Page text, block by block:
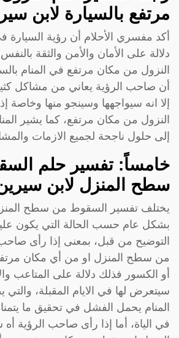
مرتفع بالسيارة لابن
أكد مفسري الأحلام أن رؤية السيارة
دلالة على الأمان والأمن والثقة
النزول من مكان مرتفع في المنام
أن صاحب الرؤية يعاني من مشاكل
إلا انه سيواجهها وسينجو منها وخاصة
النزول من مكان مرتفع، كما يشير
إلى حلول ناجحة لجميع الازمات
خامساً: تفسير حلم
سطح المنزل لابن
يختلف تفسير السقوط من سطح
بشكل عام حسب الحالة التي يكون
التوضيح من قبل، بمعنى إذا رأى
من سطح المنزل او من أي مكان
أو الكسور فذلك دلالة على المتاعب
سيتعرض لها في الايام المقبلة،
المنام يحمل الفشل في تحقيق ما
في الياة، أما إذا رأى صاحب